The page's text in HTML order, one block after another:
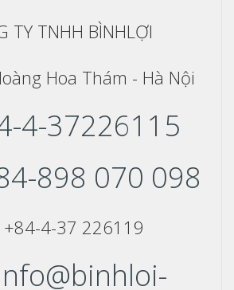
TY TNHH BÌNHLỢI
Hoa Thám - Hà Nội
4-37226115
898 070 098
+84-4-37 226119